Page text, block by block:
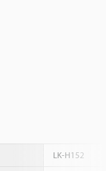
LK-H152